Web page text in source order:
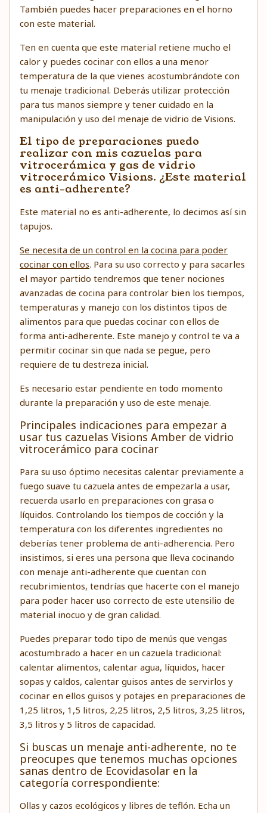
También puedes hacer preparaciones en el horno
con este material.
Ten en cuenta que este material retiene mucho el
calor y puedes cocinar con ellos a una menor
temperatura de la que vienes acostumbrándote con
tu menaje tradicional. Deberás utilizar protección
para tus manos siempre y tener cuidado en la
manipulación y uso del menaje de vidrio de Visions.
El tipo de preparaciones puedo
realizar con mis cazuelas para
vitrocerámica y gas de vidrio
vitrocerámico Visions. ¿Este material
es anti-adherente?
Este material no es anti-adherente, lo decimos así sin
tapujos.
Se necesita de un control en la cocina para poder
cocinar con ellos. Para su uso correcto y para sacarles
el mayor partido tendremos que tener nociones
avanzadas de cocina para controlar bien los tiempos,
temperaturas y manejo con los distintos tipos de
alimentos para que puedas cocinar con ellos de
forma anti-adherente. Este manejo y control te va a
permitir cocinar sin que nada se pegue, pero
requiere de tu destreza inicial.
Es necesario estar pendiente en todo momento
durante la preparación y uso de este menaje.
Principales indicaciones para empezar a
usar tus cazuelas Visions Amber de vidrio
vitrocerámico para cocinar
Para su uso óptimo necesitas calentar previamente a
fuego suave tu cazuela antes de empezarla a usar,
recuerda usarlo en preparaciones con grasa o
líquidos. Controlando los tiempos de cocción y la
temperatura con los diferentes ingredientes no
deberías tener problema de anti-adherencia. Pero
insistimos, si eres una persona que lleva cocinando
con menaje anti-adherente que cuentan con
recubrimientos, tendrías que hacerte con el manejo
para poder hacer uso correcto de este utensilio de
material inocuo y de gran calidad.
Puedes preparar todo tipo de menús que vengas
acostumbrado a hacer en un cazuela tradicional:
calentar alimentos, calentar agua, líquidos, hacer
sopas y caldos, calentar guisos antes de servirlos y
cocinar en ellos guisos y potajes en preparaciones de
1,25 litros, 1,5 litros, 2,25 litros, 2,5 litros, 3,25 litros,
3,5 litros y 5 litros de capacidad.
Si buscas un menaje anti-adherente, no te
preocupes que tenemos muchas opciones
sanas dentro de Ecovidasolar en la
categoría correspondiente:
Ollas y cazos ecológicos y libres de teflón. Echa un